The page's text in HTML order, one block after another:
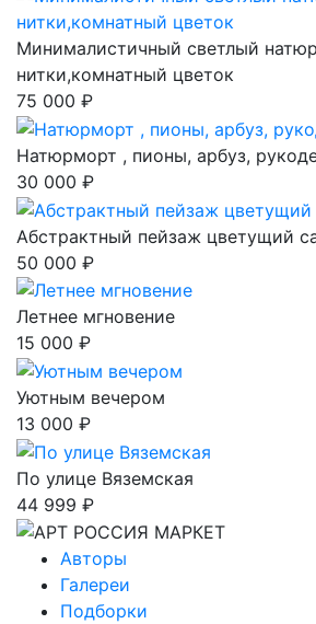
Минималистичный светлый
нитки,комнатный цветок
75 000 ₽
Натюрморт , пионы, арбуз,
30 000 ₽
Абстрактный пейзаж цветущий
50 000 ₽
Летнее мгновение
15 000 ₽
Уютным вечером
13 000 ₽
По улице Вяземская
44 999 ₽
Авторы
Галереи
Подборки